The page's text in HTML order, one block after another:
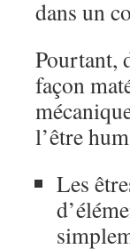
dans un
Pourtant,
façon
l’être
Les